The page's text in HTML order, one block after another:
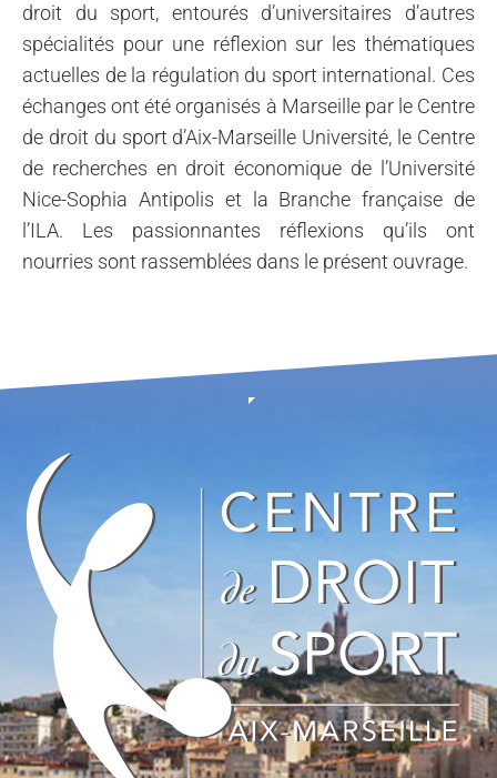
droit du sport, entourés d’universitaires d’autres
spécialités pour une réflexion sur les thématiques
actuelles de la régulation du sport international. Ces
échanges ont été organisés à Marseille par le Centre
de droit du sport d’Aix-Marseille Université, le Centre
de recherches en droit économique de l’Université
Nice-Sophia Antipolis et la Branche française de
l’ILA. Les passionnantes réflexions qu’ils ont
nourries sont rassemblées dans le présent ouvrage.